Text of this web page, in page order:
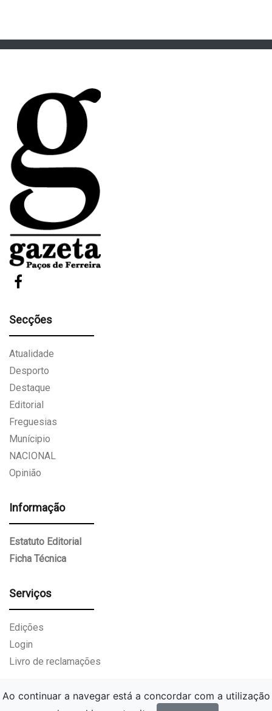
Secções
Atualidade
Desporto
Destaque
Editorial
Freguesias
Munícipio
NACIONAL
Opinião
Informação
Estatuto Editorial
Ficha Técnica
Serviços
Edições
Login
Livro de reclamações
Ao continuar a navegar está a concordar com a utilização